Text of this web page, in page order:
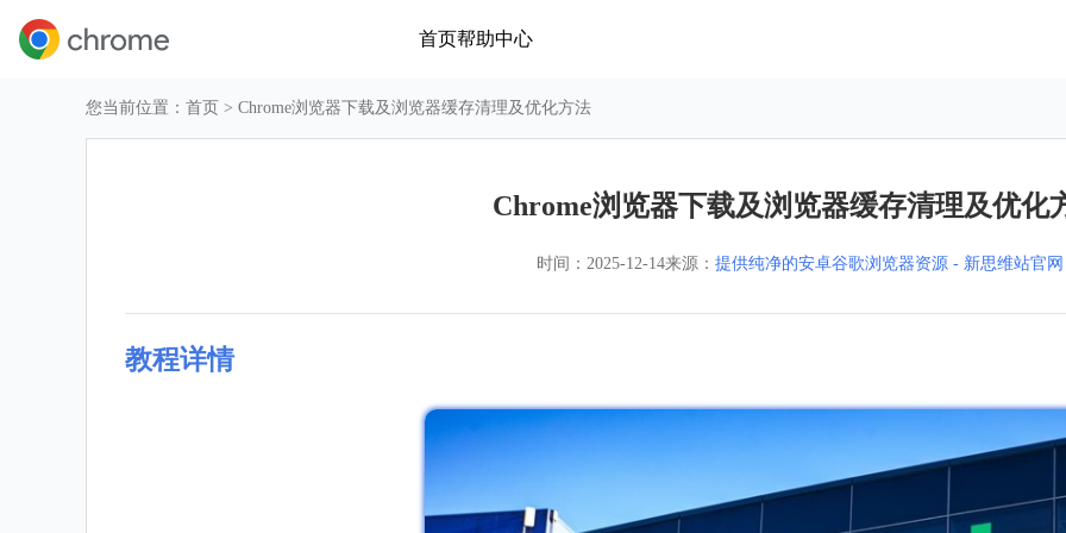
首页帮助中心
您当前位置： 首页 > Chrome浏览器下载及浏览器缓存清理及优化方法
Chrome浏览器下载及浏览器缓存清理及优化
时间： 2025-12-14来源： 提供纯净的安卓谷歌浏览器资源 - 新思维站官网
教程详情